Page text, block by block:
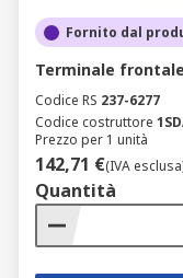
Fornito dal
Terminale frontale
Codice RS 237-6277
Codice costruttore
Prezzo per 1 unità
142,71 €(IVA
Quantità